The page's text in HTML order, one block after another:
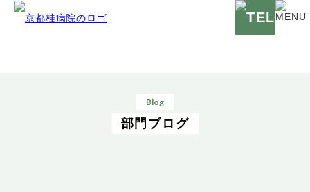
Blog
部門ブログ